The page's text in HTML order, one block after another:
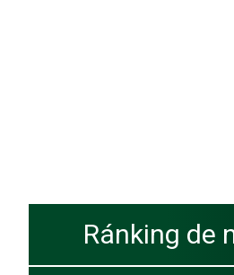
Ránking de